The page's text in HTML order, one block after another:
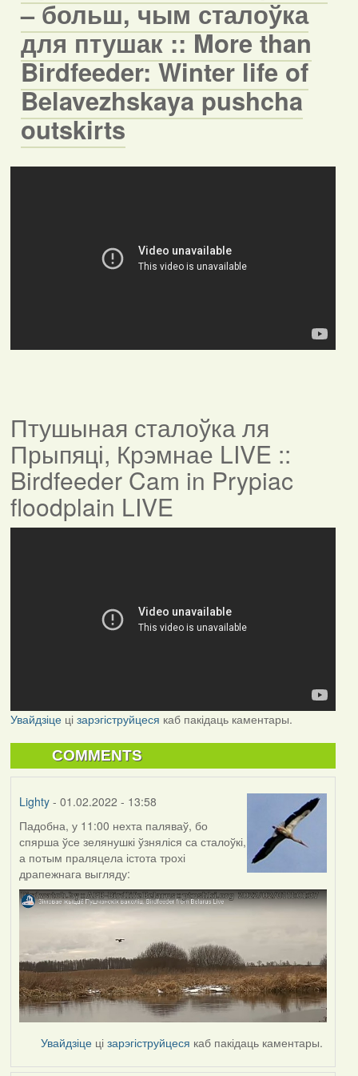
– больш, чым сталоўка
для птушак :: More than
Birdfeeder: Winter life of
Belavezhskaya pushcha
outskirts
Птушыная сталоўка ля
Прыпяці, Крэмнае LIVE ::
Birdfeeder Cam in Prypiac
floodplain LIVE
Увайдзіцеці зарэгіструйцеся каб пакідаць каментары.
COMMENTS
Lighty- 01.02.2022 - 13:58
Падобна, у 11:00 нехта паляваў, бо
спярша ўсе зелянушкі ўзняліся са сталоўкі,
а потым праляцела істота трохі
драпежнага выгляду:
Увайдзіце цізарэгіструйцеся каб пакідаць каментары.